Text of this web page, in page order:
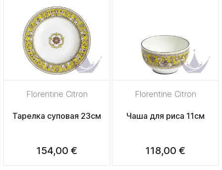
Florentine Citron
Тарелка суповая 23см
154,00 €
Florentine Citron
Чаша для риса 11см
118,00 €